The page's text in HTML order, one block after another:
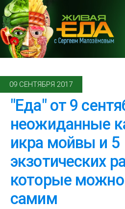
09 СЕНТЯБРЯ 2017
"Еда" от 9
неожиданные
икра мойвы и 5
экзотических
которые
самим